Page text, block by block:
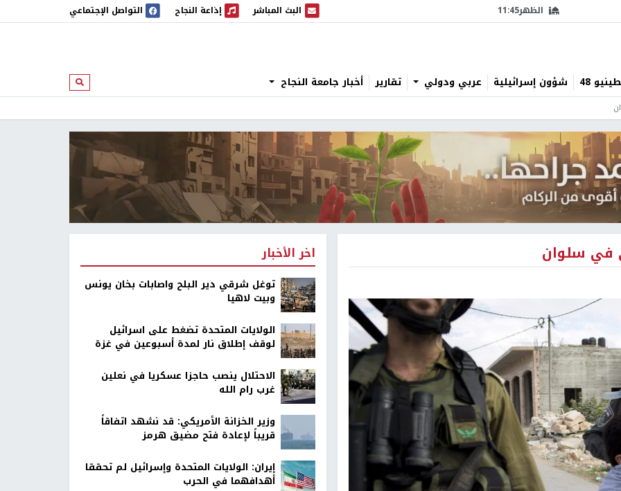
الظهر11:45 البث المباشر
البث المباشر إذاعة النجاح
إذاعة النجاح التواصل الإجتماعي
48 شؤون إسرائيلية عربي ودولي تقارير أخبار جامعة النجاح ابحث
في سلوان اخر الأخبار
توغل شرقي دير البلح واصابات بخان يونس
وبيت لاهيا
الولايات المتحدة تضغط على اسرائيل
لوقف إطلاق نار لمدة أسبوعين في غزة
الاحتلال ينصب حاجزا عسكريا في نعلين
غرب رام الله
وزير الخزانة الأمريكي: قد نشهد اتفاقاً
قريباً لإعادة فتح مضيق هرمز
إيران: الولايات المتحدة وإسرائيل لم تحققا
أهدافهما في الحرب